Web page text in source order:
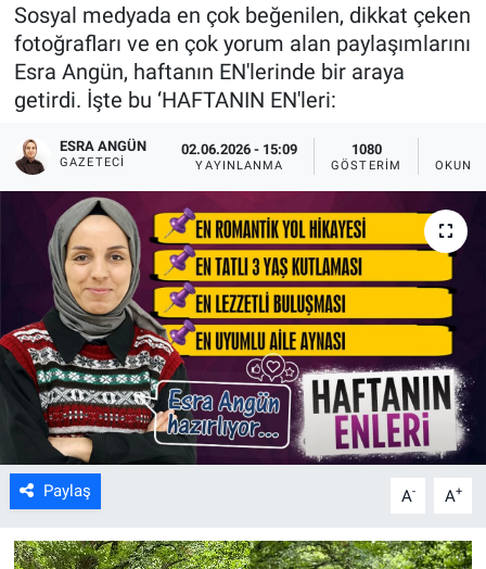
Sosyal medyada en çok beğenilen, dikkat çeken
fotoğrafları ve en çok yorum alan paylaşımlarını
Esra Angün, haftanın EN'lerinde bir araya
getirdi. İşte bu ‘HAFTANIN EN'leri:
ESRA ANGÜN
GAZETECI
02.06.2026 - 15:09
YAYINLANMA
1080
GÖSTERIM
Paylaş A- A+